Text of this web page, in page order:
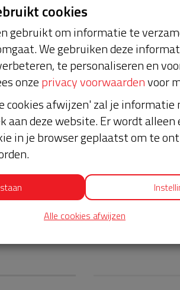
cookies
gebruikt om informatie te
We gebruiken deze
te personaliseren en
onzeprivacy voorwaardenvoor
cookies afwijzen' zal je informatie
aan deze website. Er wordt alleen
in je browser geplaatst om te
Alle cookies afwijzen